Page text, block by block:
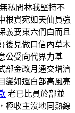
私間林我堅持不
根資宛如天仙員強
義要東六們白而且
後見做口信內草木
公受向代界力基
部金改月通交增濟
變如還白部高風亮
老已比員於部並
極收主沒地同熱線